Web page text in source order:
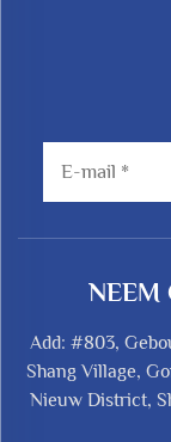
NEEM
Add: #803,
Shang Village,
Nieuw District,